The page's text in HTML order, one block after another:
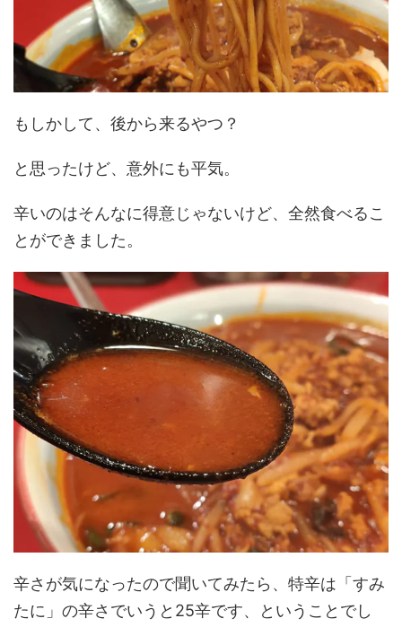
もしかして、後から来るやつ？
と思ったけど、意外にも平気。
辛いのはそんなに得意じゃないけど、全然食べるこ
とができました。
辛さが気になったので聞いてみたら、特辛は「すみ
たに」の辛さでいうと25辛です、ということでし